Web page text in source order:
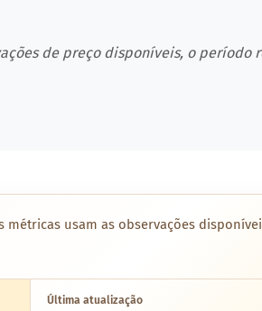
de preço disponíveis, o período
métricas usam as observações
Última atualização